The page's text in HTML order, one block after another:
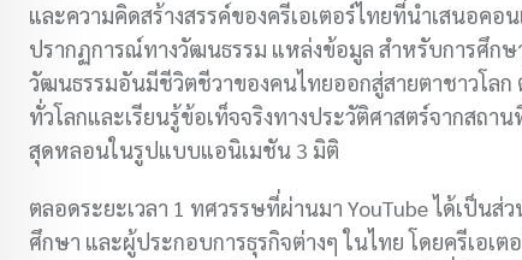
และความคิดสร้างสรรค์ของครีเอเตอร์ไทยที่นำเสนอค
ปรากฏการณ์ทางวัฒนธรรม แหล่งข้อมูล สำหรับการศึก
วัฒนธรรมอันมีชีวิตชีวาของคนไทยออกสู่สายตาชาวโลก
ทั่วโลกและเรียนรู้ข้อเท็จจริงทางประวัติศาสตร์จากสถา
สุดหลอนในรูปแบบแอนิเมชัน 3 มิติ
ตลอดระยะเวลา 1 ทศวรรษที่ผ่านมา YouTube ได้เป็น
ศึกษา และผู้ประกอบการธุรกิจต่างๆ ในไทย โดยครีเอเ